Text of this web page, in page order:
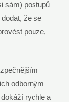
sám) postupů
že se
pouze,
odborným
rychle a